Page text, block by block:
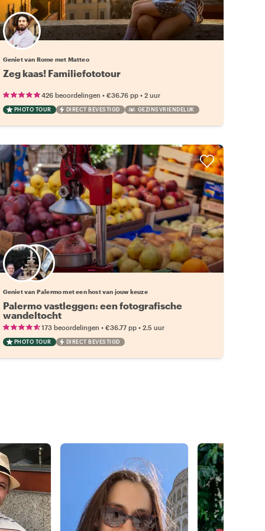
Geniet van Rome met Matteo
Zeg kaas! Familiefototour
426 beoordelingen • €36.76 pp• 2 uur
PHOTO TOUR DIRECT BEVESTIGD GEZINSVRIENDELIJK
Kies jouw favoriete local
Geniet van Palermo met een host van jouw keuze
Palermo vastleggen: een fotografische
wandeltocht
173 beoordelingen • €36.77 pp• 2.5 uur
PHOTO TOUR DIRECT BEVESTIGD